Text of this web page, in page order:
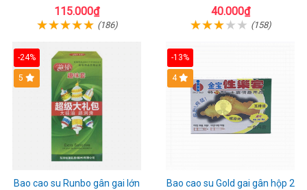
1 riêng
115.000₫
(186)
40.000₫
(158)
-24%
Hot
5
Bao cao su Runbo gân gai lớn
-13%
Hot
4
Bao cao su Gold gai gân hộp 2